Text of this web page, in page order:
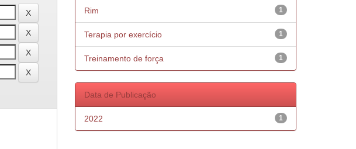
1
Rim
1
Terapia por exercício
1
Treinamento de força
Data de Publicação
1
2022